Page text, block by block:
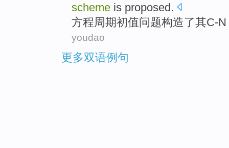
scheme is proposed.
方程周期初值问题构造了其C-N
youdao
更多双语例句